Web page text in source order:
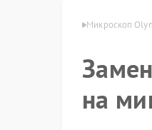
Olympus в Москве Микроскоп
на